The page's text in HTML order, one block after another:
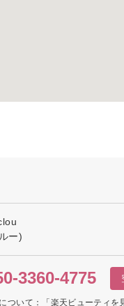
ー)
3360-4775
ついて：「楽天ビューティを